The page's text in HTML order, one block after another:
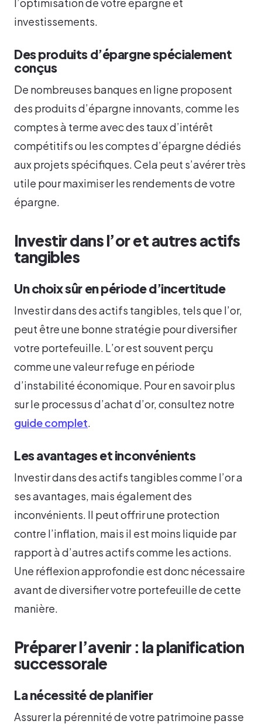
investissements.
Des produits d’épargne spécialement
conçus
De nombreuses banques en ligne proposent
des produits d’épargne innovants, comme les
comptes à terme avec des taux d’intérêt
compétitifs ou les comptes d’épargne dédiés
aux projets spécifiques. Cela peut s’avérer très
utile pour maximiser les rendements de votre
épargne.
Investir dans l’or et autres actifs
tangibles
Un choix sûr en période d’incertitude
Investir dans des actifs tangibles, tels que l’or,
peut être une bonne stratégie pour diversifier
votre portefeuille. L’or est souvent perçu
comme une valeur refuge en période
d’instabilité économique. Pour en savoir plus
sur le processus d’achat d’or, consultez notre
guide complet.
Les avantages et inconvénients
Investir dans des actifs tangibles comme l’or a
ses avantages, mais également des
inconvénients. Il peut offrir une protection
contre l’inflation, mais il est moins liquide par
rapport à d’autres actifs comme les actions.
Une réflexion approfondie est donc nécessaire
avant de diversifier votre portefeuille de cette
manière.
Préparer l’avenir : la planification
successorale
La nécessité de planifier
Assurer la pérennité de votre patrimoine passe